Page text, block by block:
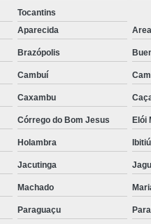
Rastreador Gps para
para Caminhão Via
Especializada em
Carro
Rastreador de
Rastreador Gps para
Rastreador Veicular para
Rastreador
Tocantins
Aparecida
Brazópolis
Cambuí
Caxambu
Córrego do Bom Jesus Elói
Holambra
Jacutinga
Machado
Paraguaçu